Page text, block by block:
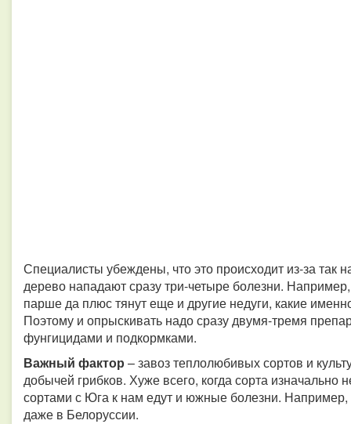
Специалисты убеждены, что это происходит из-за так
дерево нападают сразу три-четыре болезни.
парше да плюс тянут еще и другие недуги, какие
Поэтому и опрыскивать надо сразу двумя-тремя
фунгицидами и подкормками.
Важный фактор – завоз теплолюбивых сортов и
добычей грибков. Хуже всего, когда сорта
сортами с Юга к нам едут и южные болезни.
даже в Белоруссии.